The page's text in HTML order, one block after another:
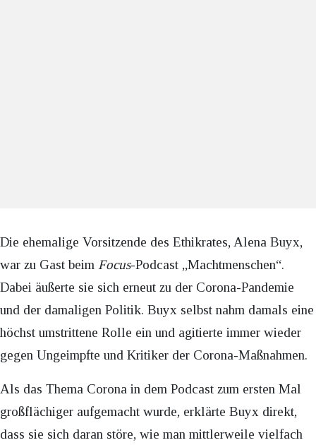
Die ehemalige Vorsitzende des Ethikrates, Alena Buyx,
war zu Gast beim Focus-Podcast „Machtmenschen“.
Dabei äußerte sie sich erneut zu der Corona-Pandemie
und der damaligen Politik. Buyx selbst nahm damals eine
höchst umstrittene Rolle ein und agitierte immer wieder
gegen Ungeimpfte und Kritiker der Corona-Maßnahmen.
Als das Thema Corona in dem Podcast zum ersten Mal
großflächiger aufgemacht wurde, erklärte Buyx direkt,
dass sie sich daran störe, wie man mittlerweile vielfach